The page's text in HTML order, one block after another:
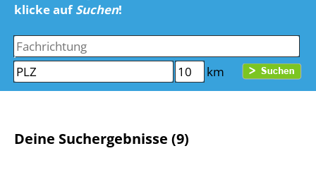
klicke aufSuchen!
km
Deine Suchergebnisse (9)